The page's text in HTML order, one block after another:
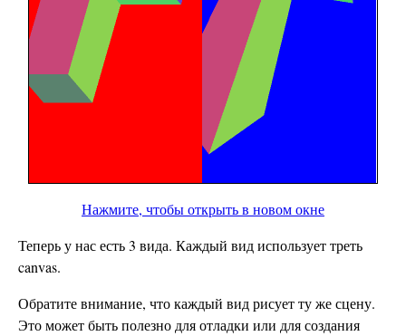
Нажмите, чтобы открыть в новом окне
Теперь у нас есть 3 вида. Каждый вид использует треть
canvas.
Обратите внимание, что каждый вид рисует ту же сцену.
Это может быть полезно для отладки или для создания